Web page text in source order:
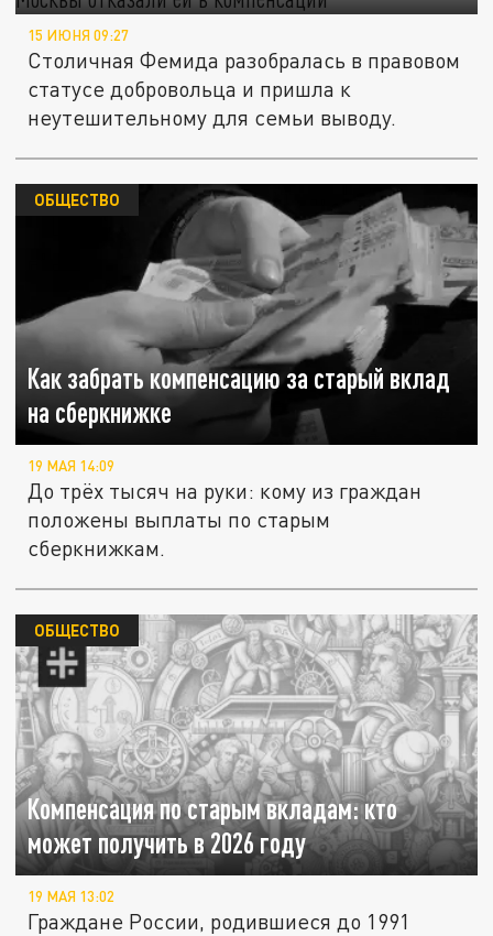
15 ИЮНЯ 09:27
Столичная Фемида разобралась в правовом
статусе добровольца и пришла к
неутешительному для семьи выводу.
Как забрать компенсацию за старый вклад
на сберкнижке
ОБЩЕСТВО
19 МАЯ 14:09
До трёх тысяч на руки: кому из граждан
положены выплаты по старым
сберкнижкам.
Компенсация по старым вкладам: кто
может получить в 2026 году
ОБЩЕСТВО
19 МАЯ 13:02
Граждане России, родившиеся до 1991